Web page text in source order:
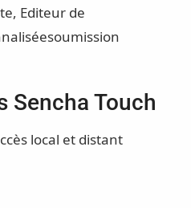
Editeur de
soumission
Sencha Touch
local et distant